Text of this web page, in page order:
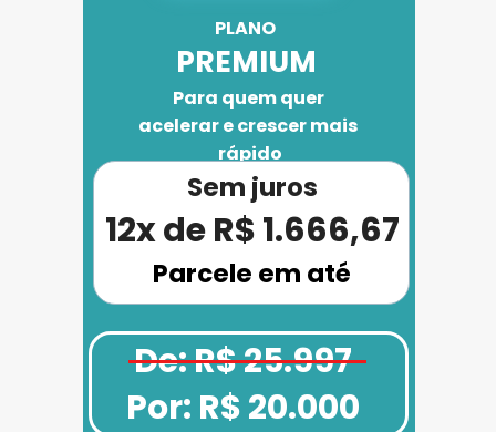
PLANO
PREMIUM
Para quem quer
acelerar e crescer mais
rápido
Parcele em até
12x de R$ 1.666,67
Sem juros
De: R$ 25.997
Por: R$ 20.000